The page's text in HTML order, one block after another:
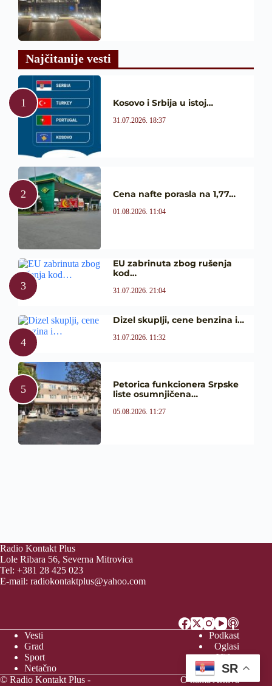
Najčitanije vesti
Kosovo i Srbija u istoj…
31.07.2026. 18:37
Cena nafte porasla na 1,77…
01.08.2026. 11:04
EU zabrinuta zbog rušenja
kod…
31.07.2026. 21:04
Dizel skuplji, cene benzina i…
31.07.2026. 11:32
Petorica funkcionera Srpske
liste osumnjičena…
05.08.2026. 11:27
Radio Kontakt Plus
Lole Ribara 56, Severna Mitrovica
Tel: +381 28 425 023
E-mail: radiokontaktplus@yahoo.com
Vesti
Grad
Sport
Netačno
Podkast
Oglasi
Video
Vreme
© Radio Kontakt Plus -
O namaArhiva
SR